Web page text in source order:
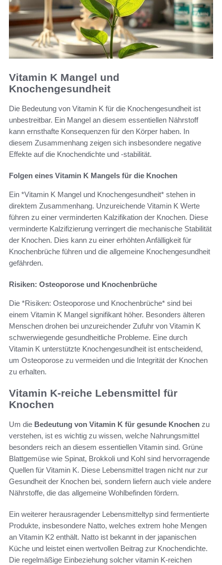
Vitamin K Mangel und
Knochengesundheit
Die Bedeutung von Vitamin K für die Knochengesundheit ist
unbestreitbar. Ein Mangel an diesem essentiellen Nährstoff
kann ernsthafte Konsequenzen für den Körper haben. In
diesem Zusammenhang zeigen sich insbesondere negative
Effekte auf die Knochendichte und -stabilität.
Folgen eines Vitamin K Mangels für die Knochen
Ein *Vitamin K Mangel und Knochengesundheit* stehen in
direktem Zusammenhang. Unzureichende Vitamin K Werte
führen zu einer verminderten Kalzifikation der Knochen. Diese
verminderte Kalzifizierung verringert die mechanische Stabilität
der Knochen. Dies kann zu einer erhöhten Anfälligkeit für
Knochenbrüche führen und die allgemeine Knochengesundheit
gefährden.
Risiken: Osteoporose und Knochenbrüche
Die *Risiken: Osteoporose und Knochenbrüche* sind bei
einem Vitamin K Mangel signifikant höher. Besonders älteren
Menschen drohen bei unzureichender Zufuhr von Vitamin K
schwerwiegende gesundheitliche Probleme. Eine durch
Vitamin K unterstützte Knochengesundheit ist entscheidend,
um Osteoporose zu vermeiden und die Integrität der Knochen
zu erhalten.
Vitamin K-reiche Lebensmittel für
Knochen
Um die Bedeutung von Vitamin K für gesunde Knochen zu
verstehen, ist es wichtig zu wissen, welche Nahrungsmittel
besonders reich an diesem essentiellen Vitamin sind. Grüne
Blattgemüse wie Spinat, Brokkoli und Kohl sind hervorragende
Quellen für Vitamin K. Diese Lebensmittel tragen nicht nur zur
Gesundheit der Knochen bei, sondern liefern auch viele andere
Nährstoffe, die das allgemeine Wohlbefinden fördern.
Ein weiterer herausragender Lebensmitteltyp sind fermentierte
Produkte, insbesondere Natto, welches extrem hohe Mengen
an Vitamin K2 enthält. Natto ist bekannt in der japanischen
Küche und leistet einen wertvollen Beitrag zur Knochendichte.
Die regelmäßige Einbeziehung solcher vitamin K-reichen